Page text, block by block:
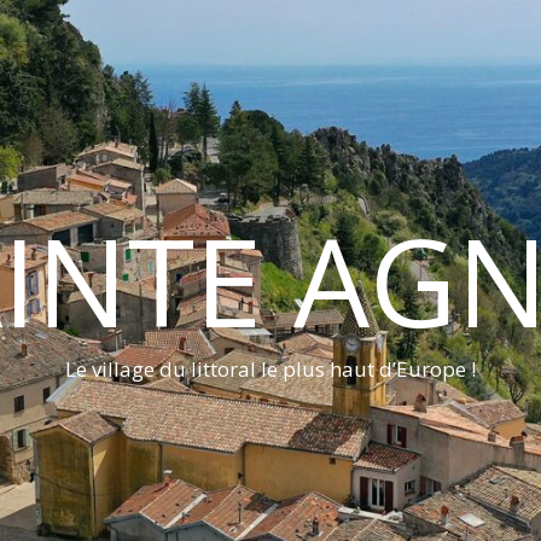
Le village du littoral le plus haut d’Europe !